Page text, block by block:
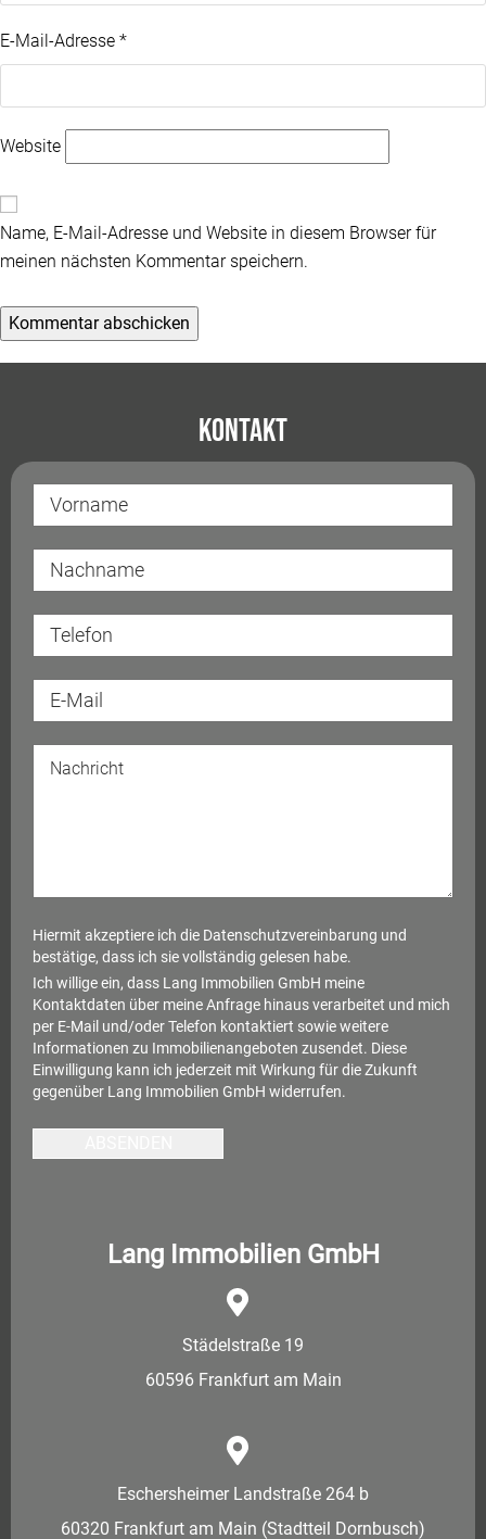
E-Mail-Adresse *
Website
Name, E-Mail-Adresse und Website in diesem Browser für
meinen nächsten Kommentar speichern.
Kontakt
Hiermit akzeptiere ich die Datenschutzvereinbarung und
bestätige, dass ich sie vollständig gelesen habe.
Ich willige ein, dass Lang Immobilien GmbH meine
Kontaktdaten über meine Anfrage hinaus verarbeitet und mich
per E-Mail und/oder Telefon kontaktiert sowie weitere
Informationen zu Immobilienangeboten zusendet. Diese
Einwilligung kann ich jederzeit mit Wirkung für die Zukunft
gegenüber Lang Immobilien GmbH widerrufen.
Lang Immobilien GmbH
Städelstraße 19
60596 Frankfurt am Main
Eschersheimer Landstraße 264 b
60320 Frankfurt am Main (Stadtteil Dornbusch)